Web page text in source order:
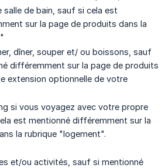
salle de bain, sauf si cela est
sur la page de produits dans la
dîner, souper et/ ou boissons, sauf
différemment sur la page de produits
extension optionnelle de votre
si vous voyagez avec votre propre
est mentionné différemment sur la
la rubrique "logement".
et/ou activités, sauf si mentionné